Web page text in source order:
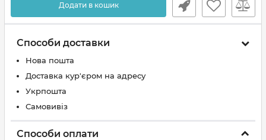
Додати в кошик
Способи доставки
Нова пошта
Доставка кур'єром на адресу
Укрпошта
Самовивіз
Способи оплати